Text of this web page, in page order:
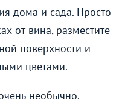
дома и сада. Просто
от вина, разместите
поверхности и
цветами.
необычно.